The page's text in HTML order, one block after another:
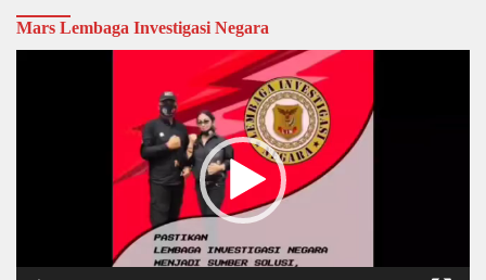
Mars Lembaga Investigasi Negara